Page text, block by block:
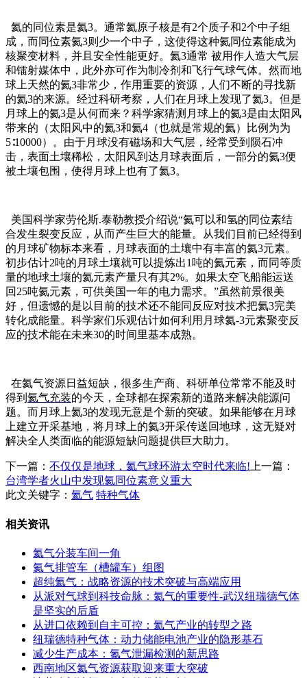
氦的同位素是氦3。通常氦原子核是有2个质子和2个中子组
成，而同位素氦3则少一个中子，这使得这种氦同位素能成为
核聚变材料，并且安全性能更好。氦3通常 被用作人造大气层
和镭射媒体中，此外亦可作为制冷剂和飞行气球气体。然而地
球上天然的氦3非常少，作用重要的资源，人们不断的寻找新
的氦3的来源。经过科研考察，人们在月球上发现了氦3。但是
月球上的氦3是从何而来？科学家猜测月球上的氦3是由太阳风
带来的（太阳风中的氦3和氦4（也就是常规的氦）比例为为
5∶10000）。由于月球没有磁场和大气层，经常受到陨石冲
击，表面土壤稀松，太阳风到达月球表面后，一部分的氦3便
被土壤包围，使得月球上也有了氦3。
美国科学家劳伦斯.泰勒教授介绍说“氦可以和氢的同位素结
合发生裂变反应，从而产生巨大的能量。从我们目前已经得到
的月球矿物标本来看，月球表面的土壤中有丰富的氦3元素。
初步估计2吨的月球土壤就可以提炼出1吨的氦元素，而同等质
量的地球土壤的氦元素产量只有其2%。如果太空飞船能运送
回25吨氦元素，可供美国一年的电力需求。”虽然前景很美
好，但遗憾的是以目前的技术还不能同反应对技术把氦3完美
转化成能量。科学家们乐观估计如何利用月球氦-3元素聚变反
应的技术能在未来30的时间里基本成熟。
在氦气资源日益短缺，很多生产商、科研单位常常不能及时
得到 氦气充装的今天，全球都在探索新的道路来解决能源问
题。而月球上氦3的发现无意是个新的突破。如果能够在月球
上建立开采基地，将月球上的氦3开采传送回地球，这无疑对
解决全人类面临的能源短缺问题提供巨大助力。
下一篇： 不仅仅是地球，氦气球环游太空时代来临! 上一篇：
台湾学者火山中发现氦同位素意义重大
此文关键字： 氦气 特种气体
相关资讯
氦气分装车间一角
氦气排管车（槽罐车）组图
超纯氦气：战略资源的技术突破与高端应用
从派对气球到科技命脉：氦气的重要性-武汉纽瑞德气体
是坚实的后盾
从进口依赖到自主可控：氦气产业的转型之路
纽瑞德特种气体：动力储能电池产业的隐形基石
减少生产成本：氮气泄漏检测的新思路
西南地区氦气资源获取迎来重大突破